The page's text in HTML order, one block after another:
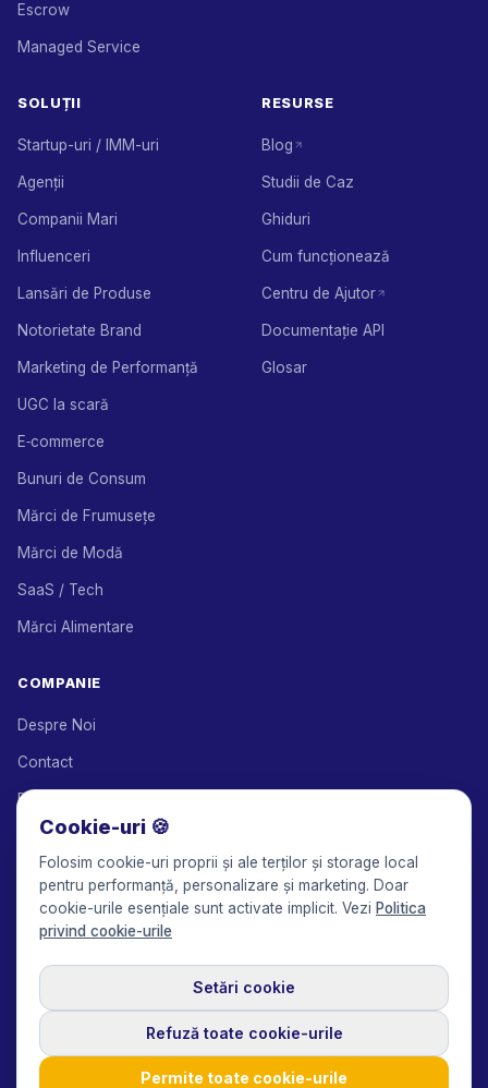
Escrow
Managed Service
SOLUȚII
Startup-uri / IMM-uri
Agenții
Companii Mari
Influenceri
Lansări de Produse
Notorietate Brand
Marketing de Performanță
UGC la scară
E‑commerce
Bunuri de Consum
Mărci de Frumusețe
Mărci de Modă
SaaS / Tech
Mărci Alimentare
RESURSE
Blog
Studii de Caz
Ghiduri
Cum funcționează
Centru de Ajutor
Documentație API
Glosar
COMPANIE
Despre Noi
Contact
Parteneri de Soluții
Program de Afiliere
Prețuri
Keepface for AI
© 2017-2026 Keepface Global, Inc.
Politica de Confidențialitate
Acord de Utilizare Politica GDPR
Politica privind cookie-urile· Setări cookie
USD
Cookie-uri 🍪
Folosim cookie-uri proprii și ale terților și storage local
pentru performanță, personalizare și marketing. Doar
cookie-urile esențiale sunt activate implicit. Vezi Politica
privind cookie-urile
Setări cookie
Refuză toate cookie-urile
Permite toate cookie-urile